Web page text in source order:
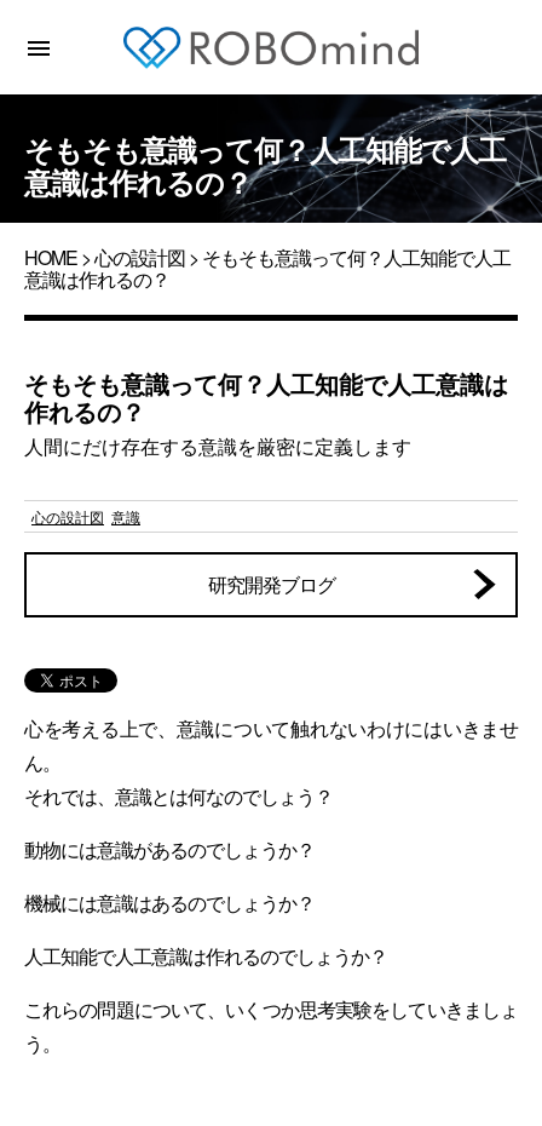
menu
そもそも意識って何？人工知能で人工
意識は作れるの？
HOME>心の設計図> そもそも意識って何？人工知能で人工
意識は作れるの？
そもそも意識って何？人工知能で人工意識は
作れるの？
人間にだけ存在する意識を厳密に定義します
心の設計図 意識
研究開発ブログ
心を考える上で、意識について触れないわけにはいきませ
ん。
それでは、意識とは何なのでしょう？
動物には意識があるのでしょうか？
機械には意識はあるのでしょうか？
人工知能で人工意識は作れるのでしょうか？
これらの問題について、いくつか思考実験をしていきましょ
う。